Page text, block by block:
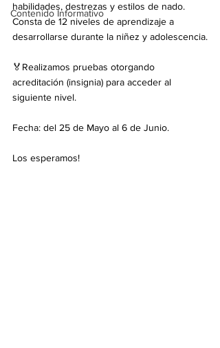
Contenido Informativo
habilidades, destrezas y estilos de nado.
Consta de 12 niveles de aprendizaje a
desarrollarse durante la niñez y adolescencia.
🏅Realizamos pruebas otorgando
acreditación (insignia) para acceder al
siguiente nivel.
Fecha: del 25 de Mayo al 6 de Junio.
Los esperamos!